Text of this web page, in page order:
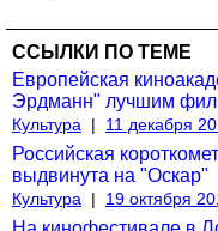
ССЫЛКИ ПО ТЕМЕ
Европейская
Эрдманн" лучшим
Культура | 11 декабря
Российская
выдвинута на "Оскар"
Культура | 19 октября